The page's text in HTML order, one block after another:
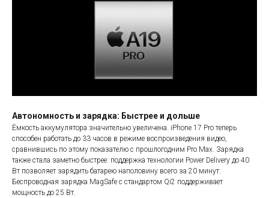
Автономность и зарядка: Быстрее и дольше
Ёмкость аккумулятора значительно увеличена. iPhone 17 Pro теперь
способен работать до 33 часов в режиме воспроизведения видео,
сравнившись по этому показателю с прошлогодним Pro Max. Зарядка
также стала заметно быстрее: поддержка технологии Power Delivery до 40
Вт позволяет зарядить батарею наполовину всего за 20 минут.
Беспроводная зарядка MagSafe с стандартом Qi2 поддерживает
мощность до 25 Вт.